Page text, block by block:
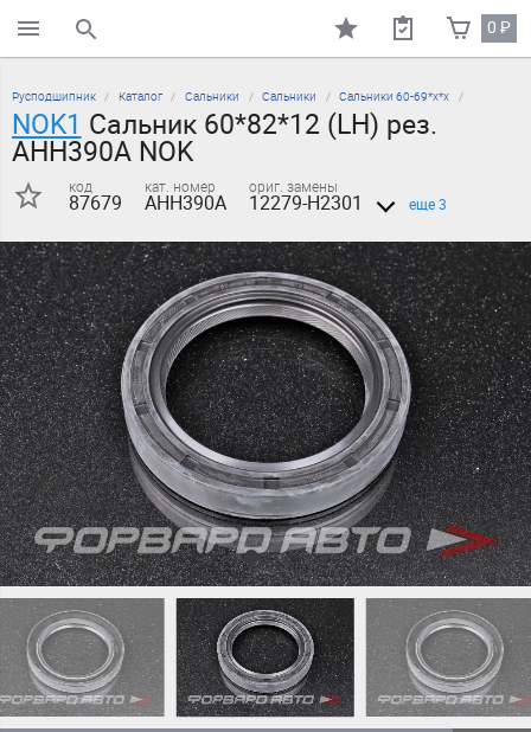
поиск по каталогу 0₽
Русподшипник Каталог Сальники Сальники Сальники 60-69*х*х
NOK1 Сальник 60*82*12 (LH) рез.
AHH390A NOK
код
87679
кат. номер
AHH390A
ориг. замены
12279-H2301 еще 3